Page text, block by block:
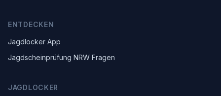
ENTDECKEN
Jagdlocker App
Jagdscheinprüfung NRW Fragen
JAGDLOCKER